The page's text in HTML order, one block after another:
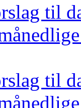
til
til